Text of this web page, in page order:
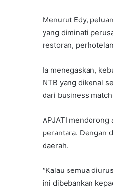
Menurut Edy,
yang diminati
restoran,
Ia menegaskan,
NTB yang dikenal
dari business
APJATI mendorong
perantara. Dengan
daerah.
“Kalau semua
ini dibebankan